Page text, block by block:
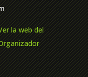
la web del